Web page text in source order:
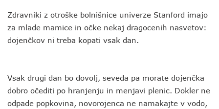
Zdravniki z otroške bolnišnice univerze Stanford imajo
za mlade mamice in očke nekaj dragocenih nasvetov:
dojenčkov ni treba kopati vsak dan.
Vsak drugi dan bo dovolj, seveda pa morate dojenčka
dobro očediti po hranjenju in menjavi plenic. Dokler ne
odpade popkovina, novorojenca ne namakajte v vodo,